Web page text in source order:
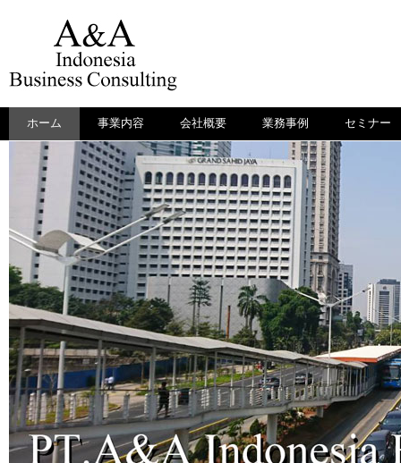
ホーム 事業内容 会社概要 業務事例 セミナー